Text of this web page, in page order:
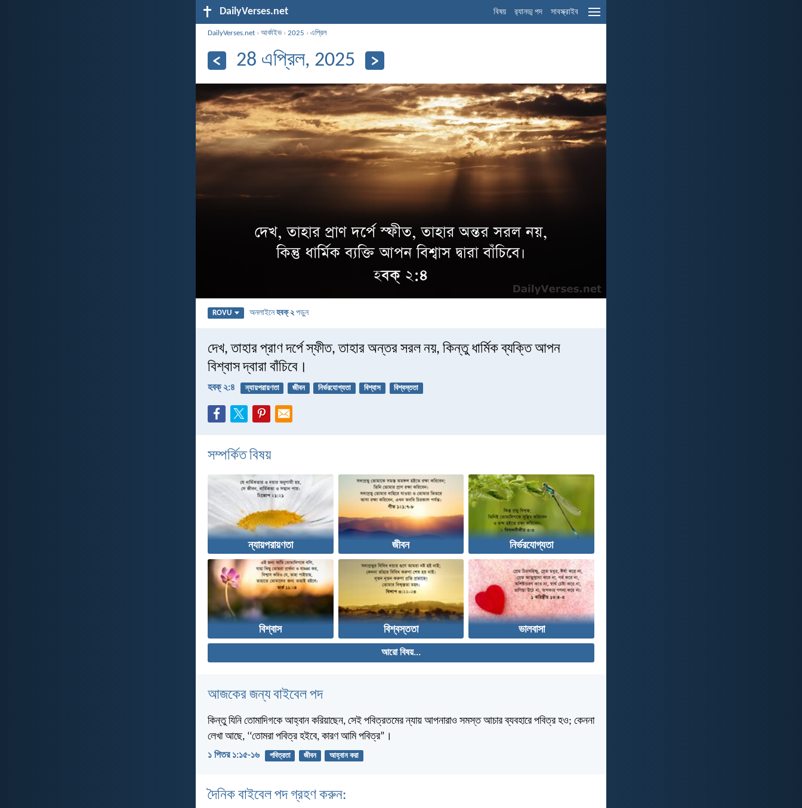
DailyVerses.net বিষয় র‌্যানড্ম পদ সাবস্ক্রাইব
DailyVerses.net ›আর্কাইভ›2025 ›এপ্রিল
28 এপ্রিল, 2025
ROVU অনলাইনেহবক্‌ ২পড়ুন
দেখ, তাহার প্রাণ দর্পে স্ফীত, তাহার অন্তর সরল নয়, কিন্তু ধার্মিক ব্যক্তি আপন
বিশ্বাস দ্বারা বাঁচিবে।
হবক্‌ ২:৪ ন্যায়পরায়ণতা জীবন নির্ভরযোগ্যতা বিশ্বাস বিশ্বস্ততা
সম্পর্কিত বিষয়
ন্যায়পরায়ণতা জীবন নির্ভরযোগ্যতা
বিশ্বাস বিশ্বস্ততা ভালবাসা
আরো বিষয়...
আজকের জন্য বাইবেল পদ
কিন্তু যিনি তোমাদিগকে আহ্বান করিয়াছেন, সেই পবিত্রতমের ন্যায় আপনারাও সমস্ত আচার ব্যবহারে পবিত্র হও; কেননা
লেখা আছে, ‘‘তোমরা পবিত্র হইবে, কারণ আমি পবিত্র”।
১ পিতর ১:১৫-১৬ পবিত্রতা জীবন আহ্বান করা
দৈনিক বাইবেল পদ গ্রহণ করুন: